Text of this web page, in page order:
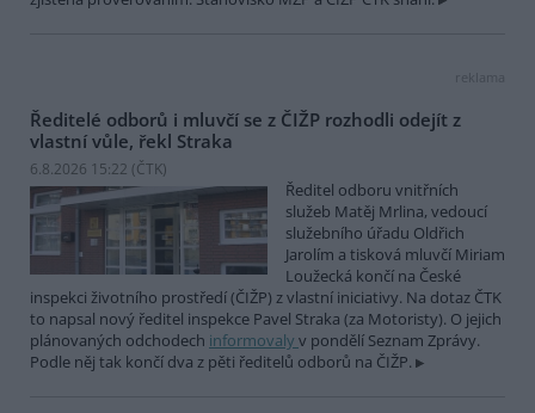
reklama
Ředitelé odborů i mluvčí se z ČIŽP rozhodli odejít z
vlastní vůle, řekl Straka
6.8.2026 15:22 (ČTK)
Ředitel odboru vnitřních
služeb Matěj Mrlina, vedoucí
služebního úřadu Oldřich
Jarolím a tisková mluvčí Miriam
Loužecká končí na České
inspekci životního prostředí (ČIŽP) z vlastní iniciativy. Na dotaz ČTK
to napsal nový ředitel inspekce Pavel Straka (za Motoristy). O jejich
plánovaných odchodech informovaly v pondělí Seznam Zprávy.
Podle něj tak končí dva z pěti ředitelů odborů na ČIŽP.